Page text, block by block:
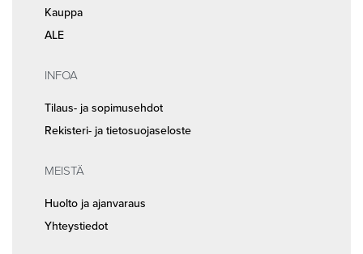
Kauppa
ALE
INFOA
Tilaus- ja sopimusehdot
Rekisteri- ja tietosuojaseloste
MEISTÄ
Huolto ja ajanvaraus
Yhteystiedot